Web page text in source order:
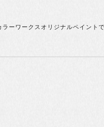
ーワークスオリジナルペイント